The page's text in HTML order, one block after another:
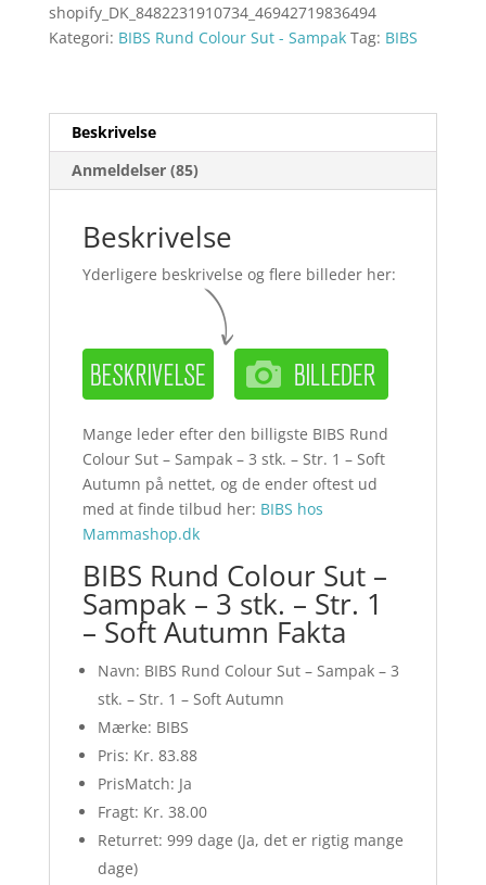
shopify_DK_8482231910734_46942719836494
Kategori: BIBS Rund Colour Sut - Sampak Tag: BIBS
Beskrivelse
Anmeldelser (85)
Beskrivelse
Yderligere beskrivelse og flere billeder her:
Mange leder efter den billigste BIBS Rund
Colour Sut – Sampak – 3 stk. – Str. 1 – Soft
Autumn på nettet, og de ender oftest ud
med at finde tilbud her: BIBS hos
Mammashop.dk
BIBS Rund Colour Sut –
Sampak – 3 stk. – Str. 1
– Soft Autumn Fakta
Navn: BIBS Rund Colour Sut – Sampak – 3
stk. – Str. 1 – Soft Autumn
Mærke: BIBS
Pris: Kr. 83.88
PrisMatch: Ja
Fragt: Kr. 38.00
Returret: 999 dage (Ja, det er rigtig mange
dage)